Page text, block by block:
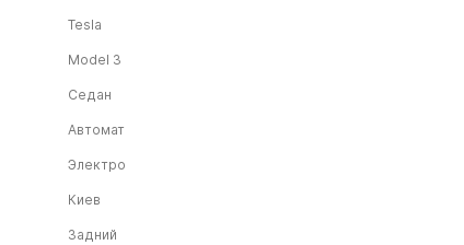
Tesla
Model 3
Седан
Автомат
Электро
Киев
Задний